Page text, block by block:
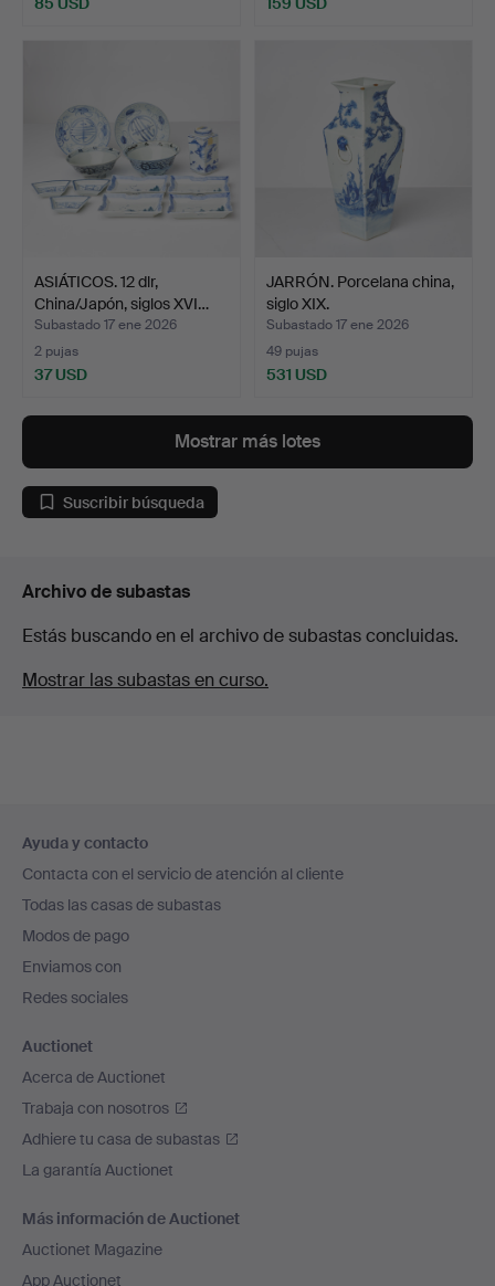
ASIÁTICOS. 12 dlr,
China/Japón, siglos XVI…
Subastado 17 ene 2026
2 pujas
37 USD
JARRÓN. Porcelana china,
siglo XIX.
Subastado 17 ene 2026
49 pujas
531 USD
Mostrar más lotes
Suscribir búsqueda
Archivo de subastas
Estás buscando en el archivo de subastas concluidas.
Mostrar las subastas en curso.
en
el
pie
de
página
Ayuda y contacto
Contacta con el servicio de atención al cliente
Todas las casas de subastas
Modos de pago
Enviamos con
Redes sociales
Auctionet
Acerca de Auctionet
Trabaja con nosotros
Adhiere tu casa de subastas
La garantía Auctionet
Más información de Auctionet
Auctionet Magazine
App Auctionet